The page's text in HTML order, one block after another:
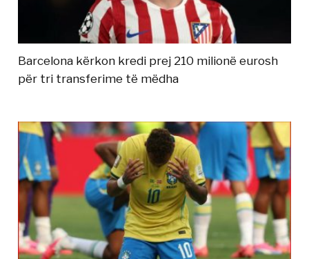
Barcelona kërkon kredi prej 210 milionë eurosh
për tri transferime të mëdha